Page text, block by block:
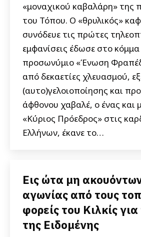
«μοναχικού καβαλάρη» της
του Τόπου. Ο «θρυλικός»
συνόδευε τις πρώτες
εμφανίσεις έδωσε στο
προσωνύμιο «Ένωση
από δεκαετίες χλευασμού,
(αυτο)γελοιοποίησης και
άφθονου χαβαλέ, ο ένας και
«Κύριος Πρόεδρος» στις
Ελλήνων, έκανε το…
Εις ώτα μη
αγωνίας από τους
φορείς του Κιλκίς
της Ειδομένης